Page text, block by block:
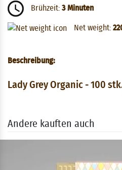
Brühzeit: 3 Minuten
Net weight:
Beschreibung:
Lady Grey Organic - 100
Andere kauften auch